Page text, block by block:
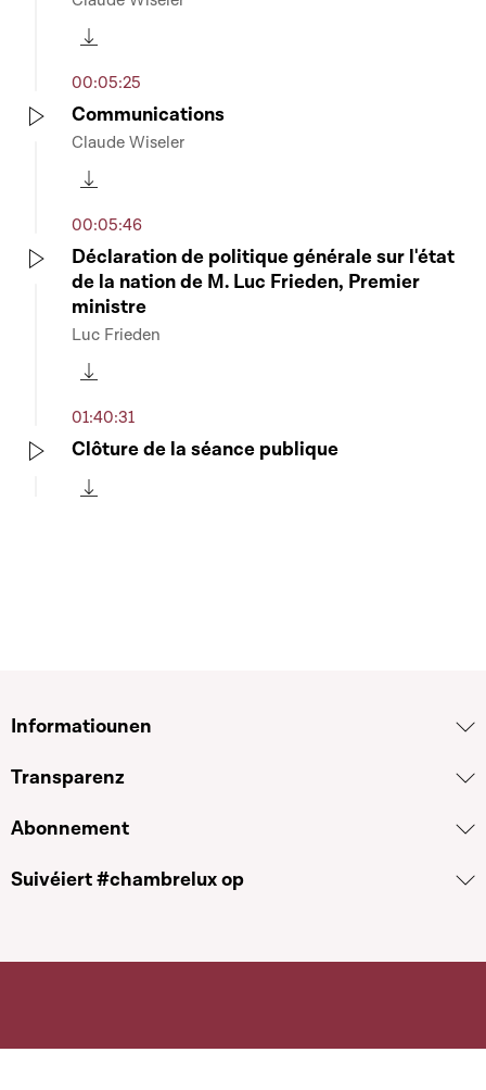
00:05:25
Communications
Claude Wiseler
00:05:46
Déclaration de politique générale sur l'état
de la nation de M. Luc Frieden, Premier
ministre
Luc Frieden
01:40:31
Clôture de la séance publique
Informatiounen
Transparenz
Abonnement
Suivéiert #chambrelux op